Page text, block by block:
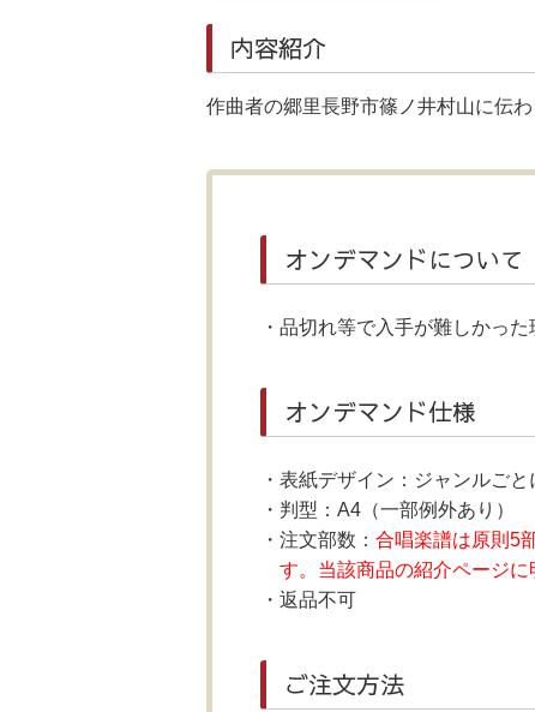
内容紹介
作曲者の郷里長野市篠ノ井村山に伝
オンデマンドについて
品切れ等で入手が難しかっ
オンデマンド仕様
表紙デザイン：ジャンルごと
判型：A4（一部例外あり）
注文部数： 合唱楽譜は原則5
す。当該商品の紹介ページに
返品不可
ご注文方法